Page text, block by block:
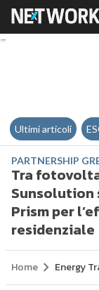
Ultimi articoli
PARTNERSHIP
Tra
Sunsolution
Prism per
residenziale
Home Energy